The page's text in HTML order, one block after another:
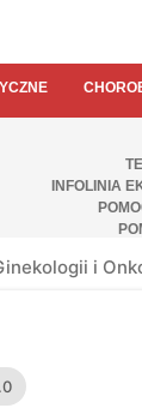
INFOLINIA
i